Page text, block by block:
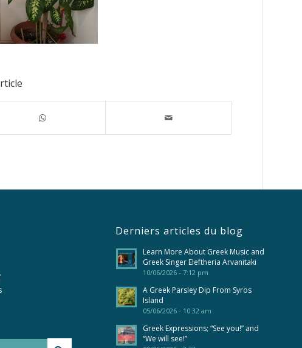
Derniers articles du blog
Learn More About Greek Music and
Greek Singer Eleftheria Arvanitaki
10/06/2026 - 7:12 pm
A Greek Parsley Dip From Syros
Island
05/06/2026 - 10:32 am
Greek Expressions; “See you!” and
“We will see!”